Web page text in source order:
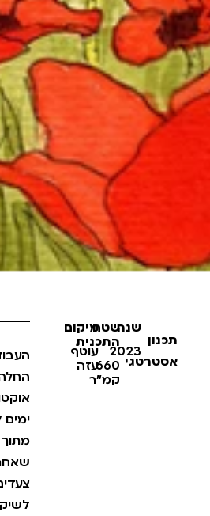
תכנון
אסטרטגי
שנה
2023
שטח
התכנית
660
קמ"ר
מיקום
עוטף
עזה
מתוך